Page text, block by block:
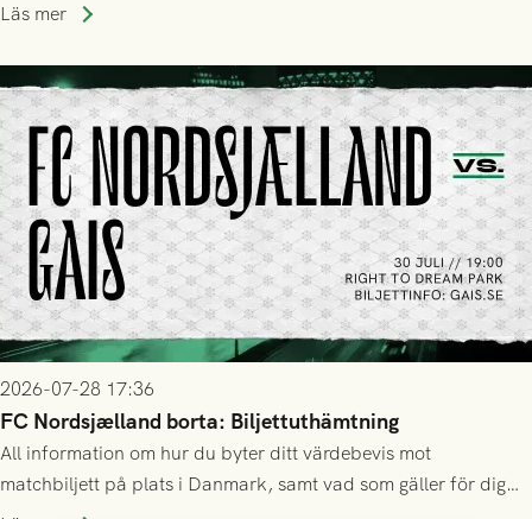
Läs mer
2026-07-28 17:36
FC Nordsjælland borta: Biljettuthämtning
All information om hur du byter ditt värdebevis mot
matchbiljett på plats i Danmark, samt vad som gäller för dig